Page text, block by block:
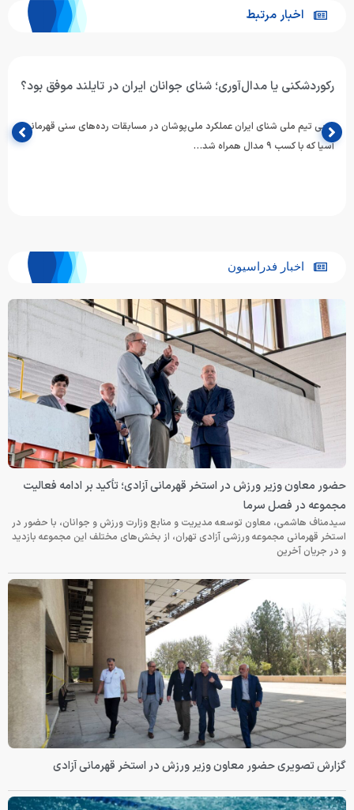
اخبار مرتبط
رکوردشکنی یا مدال‌آوری؛ شنای جوانان ایران در تایلند موفق بود؟
مربی تیم ملی شنای ایران عملکرد ملی‌پوشان در مسابقات رده‌های سنی قهرمانی
آسیا که با کسب ۹ مدال همراه شد…
اخبار فدراسیون
حضور معاون وزیر ورزش در استخر قهرمانی آزادی؛ تأکید بر ادامه فعالیت
مجموعه در فصل سرما
سیدمناف هاشمی، معاون توسعه مدیریت و منابع وزارت ورزش و جوانان، با حضور در
استخر قهرمانی مجموعه ورزشی آزادی تهران، از بخش‌های مختلف این مجموعه بازدید
و در جریان آخرین
گزارش تصویری حضور معاون وزیر ورزش در استخر قهرمانی آزادی